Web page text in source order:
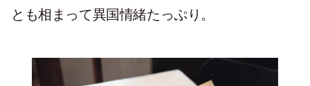
とも相まって異国情緒たっぷり。